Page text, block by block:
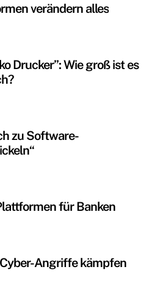
verändern alles
Drucker”: Wie groß ist es
zu Software-
für Banken
Angriffe kämpfen